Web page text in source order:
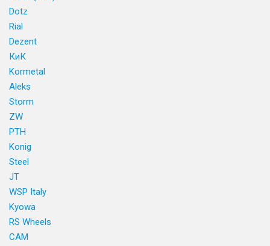
Dotz
Rial
Dezent
КиК
Kormetal
Aleks
Storm
ZW
PTH
Konig
Steel
JT
WSP Italy
Kyowa
RS Wheels
CAM